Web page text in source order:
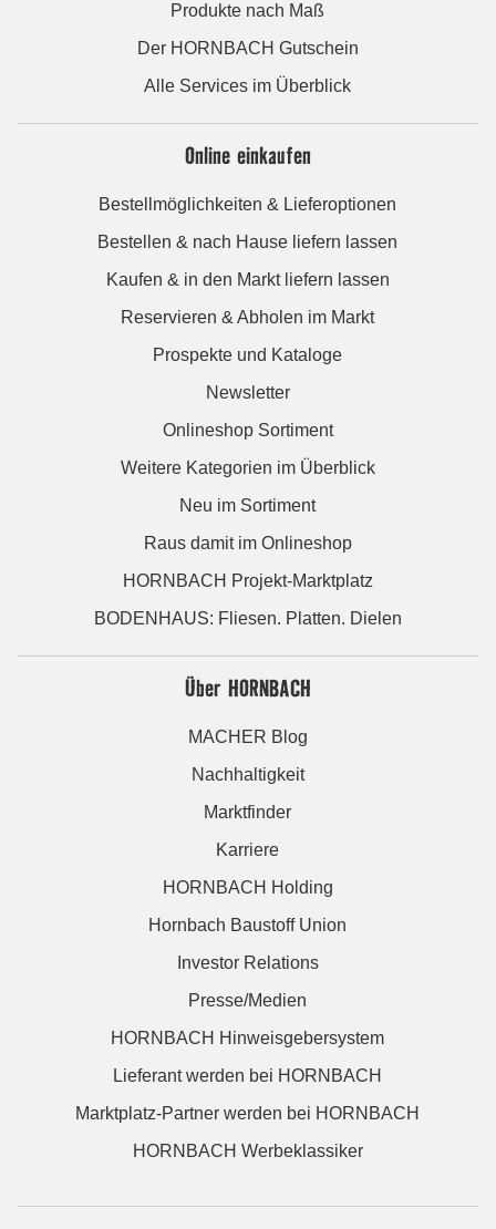
Produkte nach Maß
Der HORNBACH Gutschein
Alle Services im Überblick
Online einkaufen
Bestellmöglichkeiten & Lieferoptionen
Bestellen & nach Hause liefern lassen
Kaufen & in den Markt liefern lassen
Reservieren & Abholen im Markt
Prospekte und Kataloge
Newsletter
Onlineshop Sortiment
Weitere Kategorien im Überblick
Neu im Sortiment
Raus damit im Onlineshop
HORNBACH Projekt-Marktplatz
BODENHAUS: Fliesen. Platten. Dielen
Über HORNBACH
MACHER Blog
Nachhaltigkeit
Marktfinder
Karriere
HORNBACH Holding
Hornbach Baustoff Union
Investor Relations
Presse/Medien
HORNBACH Hinweisgebersystem
Lieferant werden bei HORNBACH
Marktplatz-Partner werden bei HORNBACH
HORNBACH Werbeklassiker